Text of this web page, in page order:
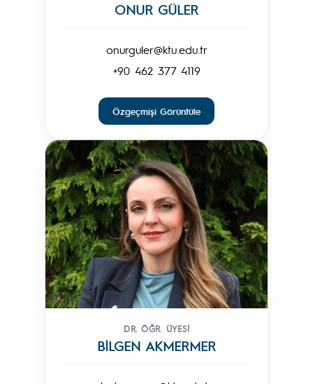
ONUR GÜLER
onurguler@ktu.edu.tr
+90 462 377 4119
Özgeçmişi Görüntüle
DR. ÖĞR. ÜYESİ
BİLGEN AKMERMER